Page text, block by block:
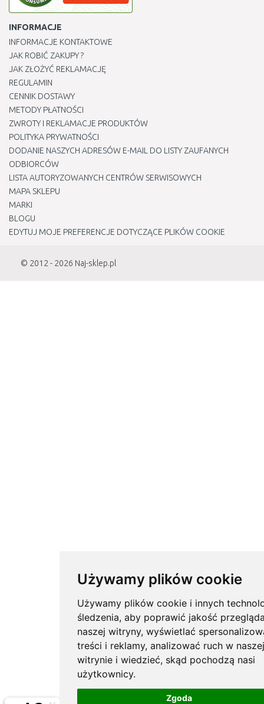
Używamy plików cookie
Używamy plików cookie i innych
śledzenia, aby poprawić jakość
naszej witryny, wyświetlać
treści i reklamy, analizować ruch w
witrynie i wiedzieć, skąd pochodzą nasi
użytkownicy.
Zgoda
INFORMACJE
INFORMACJE KONTAKTOWE
JAK ROBIĆ ZAKUPY ?
JAK ZŁOŻYĆ REKLAMACJĘ
REGULAMIN
CENNIK DOSTAWY
METODY PŁATNOŚCI
ZWROTY I REKLAMACJE PRODUKTÓW
POLITYKA PRYWATNOŚCI
DODANIE NASZYCH ADRESÓW E-MAIL DO LISTY ZAUFANYCH
ODBIORCÓW
LISTA AUTORYZOWANYCH CENTRÓW SERWISOWYCH
MAPA SKLEPU
MARKI
BLOGU
EDYTUJ MOJE PREFERENCJE DOTYCZĄCE PLIKÓW COOKIE
© 2012 - 2026 Naj-sklep.pl